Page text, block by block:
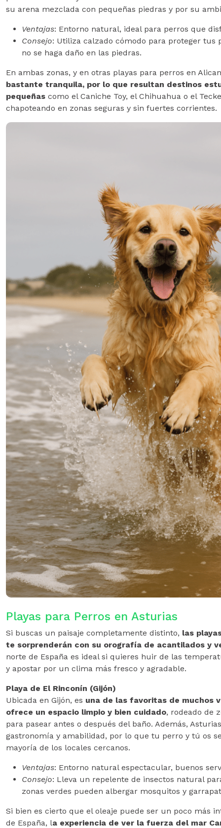
su arena mezclada con pequeñas piedras y por su
Ventajas: Entorno natural, ideal para perros que
Consejo: Utiliza calzado cómodo para proteger tus
no se haga daño en las piedras.
En ambas zonas, y en otras playas para perros en
bastante tranquila, por lo que resultan destinos
pequeñas como el Caniche Toy, el Chihuahua o el
chapoteando en zonas seguras y sin fuertes corrientes.
Playas para Perros en Asturias
Si buscas un paisaje completamente distinto, las
te sorprenderán con su orografía de acantilados y
norte de España es ideal si quieres huir de las
y apostar por un clima más fresco y agradable.
Playa de El Rinconín (Gijón)
Ubicada en Gijón, es una de las favoritas de muchos
ofrece un espacio limpio y bien cuidado, rodeado de
para pasear antes o después del baño. Además,
gastronomía y amabilidad, por lo que tu perro y tú os
mayoría de los locales cercanos.
Ventajas: Entorno natural espectacular, buenos
Consejo: Lleva un repelente de insectos natural
zonas verdes pueden albergar mosquitos y
Si bien es cierto que el oleaje puede ser un poco más
de España, la experiencia de ver la fuerza del mar